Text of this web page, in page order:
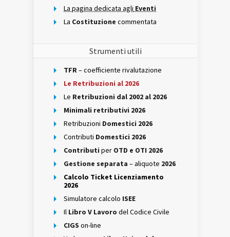
La pagina dedicata agli Eventi
La Costituzione commentata
Strumenti utili
TFR– coefficiente rivalutazione
Le Retribuzioni al 2026
Le Retribuzioni dal 2002 al 2026
Minimali retributivi 2026
Retribuzioni Domestici 2026
Contributi Domestici 2026
Contributi per OTD e OTI 2026
Gestione separata – aliquote 2026
Calcolo Ticket Licenziamento
2026
Simulatore calcolo ISEE
Il Libro V Lavoro del Codice Civile
CIGS on-line